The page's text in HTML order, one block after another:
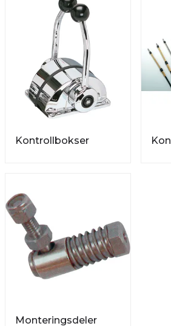
Kontrollbokser
Monteringsdeler